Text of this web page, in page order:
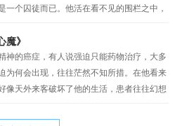
而萌生的动力，因为“希望”而产生的坚持。
一个囚徒而已。他活在看不见的围栏之中，
自己是人生的主宰，其实他只不过是一个傀
和其他的神经症一样都有一定人格的基础，
，七岁看老”。社交恐惧的形成与早期环境
关，尤其是父母自身人格特质及对孩子的教
感、焦虑、刻板、追求完美等等人格的特
魔》
神的癌症，有人说强迫只能药物治疗，大多
为何会出现，往往茫然不知所措。在他看来
像天外来客破坏了他的生活，患者往往幻想
表象，而他病态的执念才是他痛苦的根源。